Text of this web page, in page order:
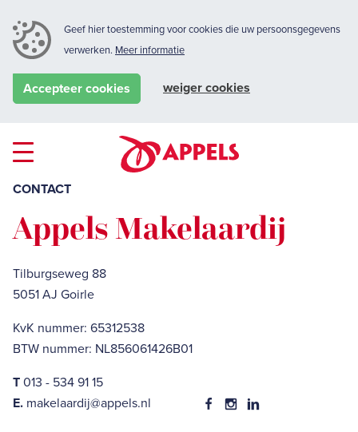
Geef hier toestemming voor cookies die uw persoonsgegevens
verwerken. Meer informatie
Accepteer cookies weiger cookies
CONTACT
Appels Makelaardij
Tilburgseweg 88
5051 AJ Goirle
KvK nummer: 65312538
BTW nummer: NL856061426B01
T 013 - 534 91 15
E. makelaardij@appels.nl